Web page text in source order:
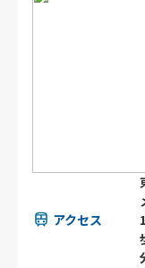
アクセス